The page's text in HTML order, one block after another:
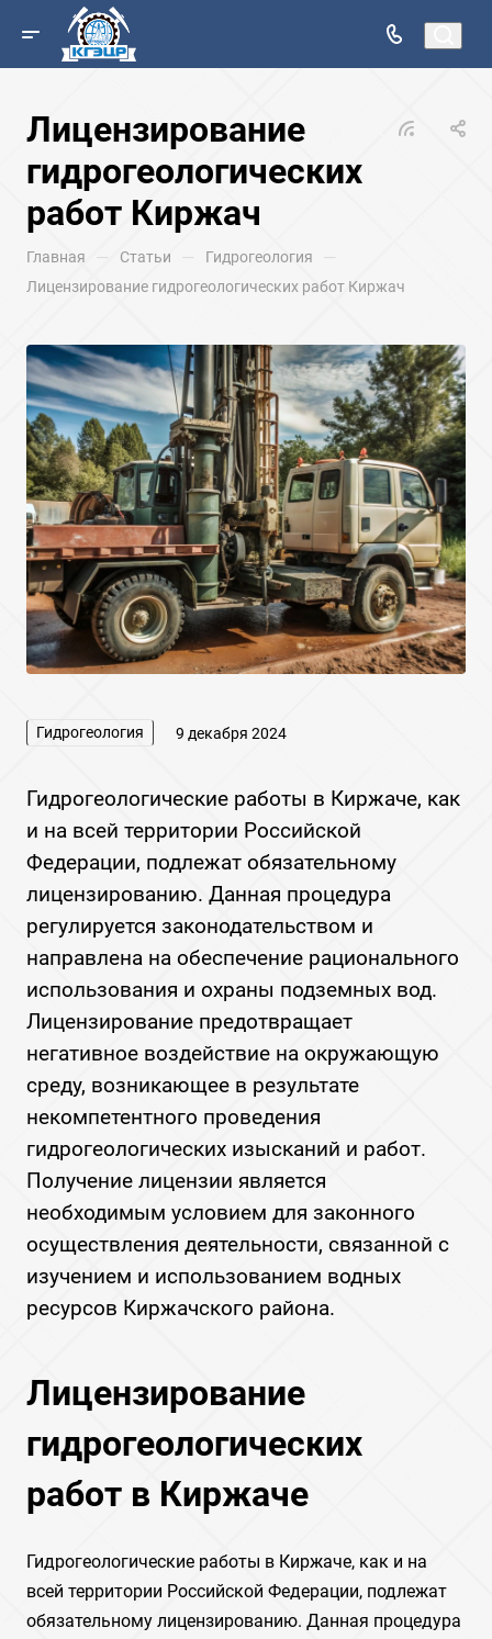
Лицензирование
гидрогеологических
работ Киржач
Главная — Статьи — Гидрогеология —
Лицензирование гидрогеологических работ Киржач
Гидрогеология 9 декабря 2024
Гидрогеологические работы в Киржаче, как
и на всей территории Российской
Федерации, подлежат обязательному
лицензированию. Данная процедура
регулируется законодательством и
направлена на обеспечение рационального
использования и охраны подземных вод.
Лицензирование предотвращает
негативное воздействие на окружающую
среду, возникающее в результате
некомпетентного проведения
гидрогеологических изысканий и работ.
Получение лицензии является
необходимым условием для законного
осуществления деятельности, связанной с
изучением и использованием водных
ресурсов Киржачского района.
Лицензирование
гидрогеологических
работ в Киржаче
Гидрогеологические работы в Киржаче, как и на
всей территории Российской Федерации, подлежат
обязательному лицензированию. Данная процедура